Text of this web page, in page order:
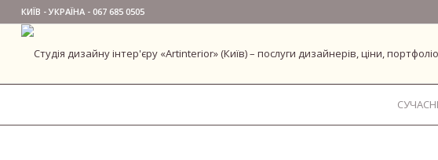
КИЇВ - УКРАЇНА - 067 685 0505